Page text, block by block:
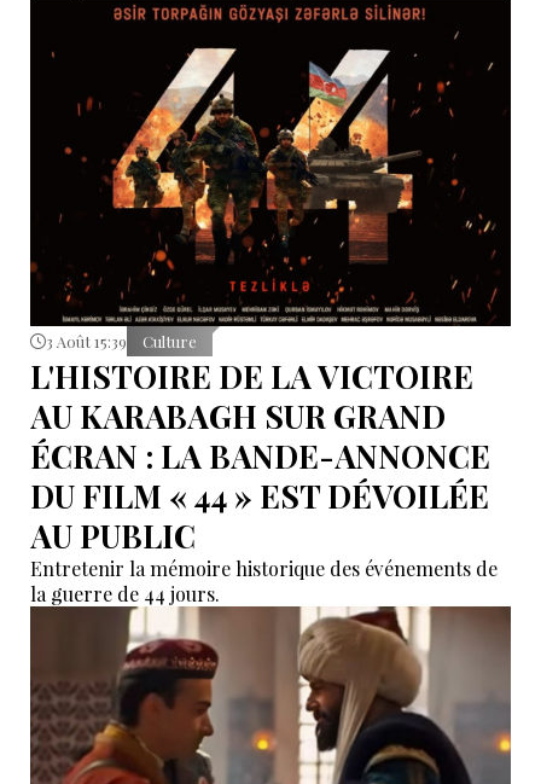
3 Août 15:39 Culture
L'HISTOIRE DE LA VICTOIRE
AU KARABAGH SUR GRAND
ÉCRAN : LA BANDE-ANNONCE
DU FILM « 44 » EST DÉVOILÉE
AU PUBLIC
Entretenir la mémoire historique des événements de
la guerre de 44 jours.